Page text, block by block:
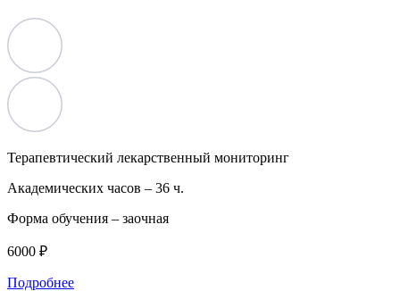
Терапевтический лекарственный мониторинг
Академических часов – 36 ч.
Форма обучения – заочная
6000 ₽
Подробнее